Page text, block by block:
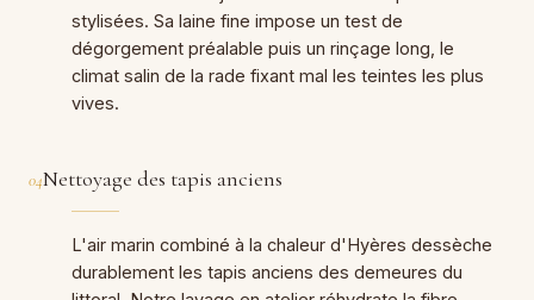
stylisées. Sa laine fine impose un test de
dégorgement préalable puis un rinçage long, le
climat salin de la rade fixant mal les teintes les plus
vives.
04Nettoyage des tapis anciens
L'air marin combiné à la chaleur d'Hyères dessèche
durablement les tapis anciens des demeures du